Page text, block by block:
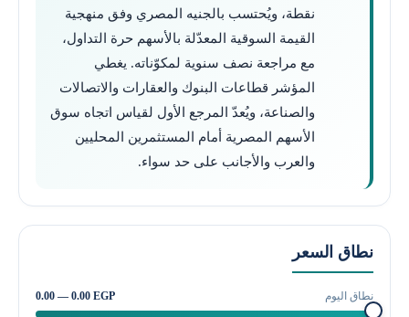
نقطة، ويُحتسب بالجنيه المصري وفق منهجية
القيمة السوقية المعدّلة بالأسهم حرة التداول،
مع مراجعة نصف سنوية لمكوّناته. يغطي
المؤشر قطاعات البنوك والعقارات والاتصالات
والصناعة، ويُعدّ المرجع الأول لقياس اتجاه سوق
الأسهم المصرية أمام المستثمرين المحليين
والعرب والأجانب على حد سواء.
نطاق السعر
نطاق اليوم 0.00 — 0.00 EGP